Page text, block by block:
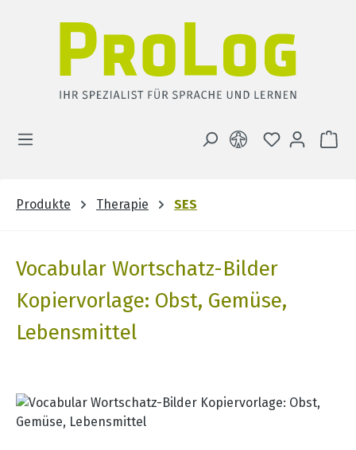
DU HAST 0
Produkte Therapie SES
Vocabular Wortschatz-Bilder
Kopiervorlage: Obst, Gemüse,
Lebensmittel
Bildergalerie überspringen